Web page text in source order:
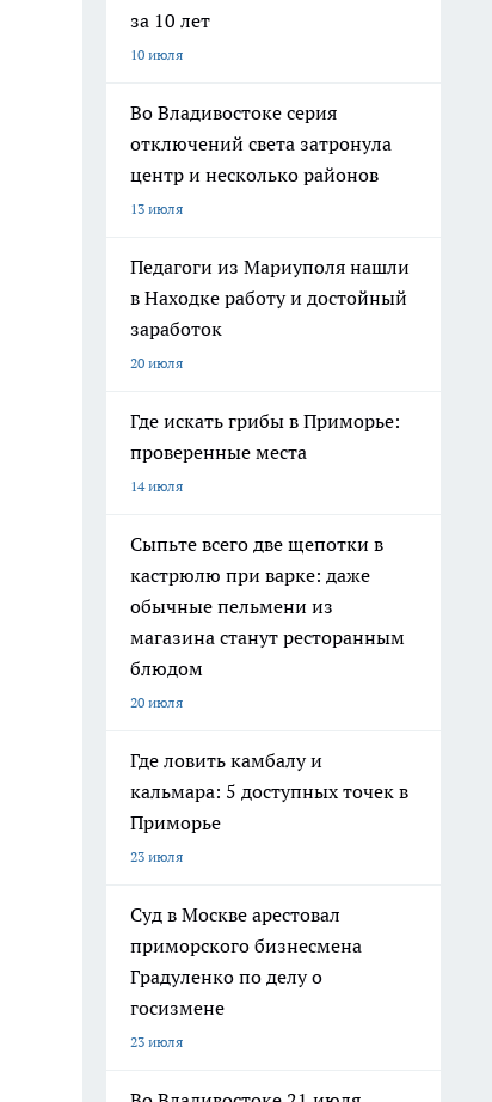
за 10 лет
10 июля
Во Владивостоке серия
отключений света затронула
центр и несколько районов
13 июля
Педагоги из Мариуполя нашли
в Находке работу и достойный
заработок
20 июля
Где искать грибы в Приморье:
проверенные места
14 июля
Сыпьте всего две щепотки в
кастрюлю при варке: даже
обычные пельмени из
магазина станут ресторанным
блюдом
20 июля
Где ловить камбалу и
кальмара: 5 доступных точек в
Приморье
23 июля
Суд в Москве арестовал
приморского бизнесмена
Градуленко по делу о
госизмене
23 июля